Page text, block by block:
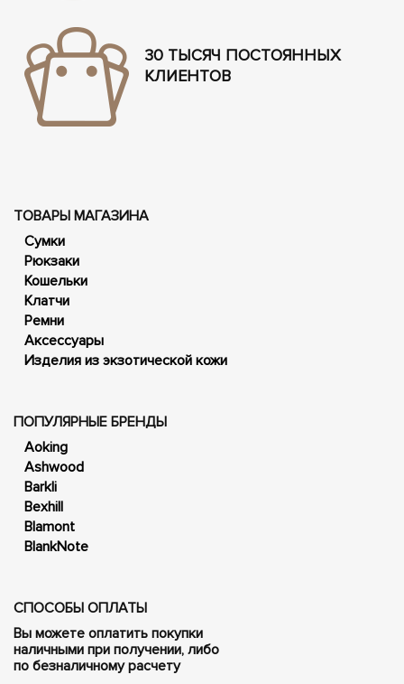
30 ТЫСЯЧ ПОСТОЯННЫХ
КЛИЕНТОВ
ТОВАРЫ МАГАЗИНА
Сумки
Рюкзаки
Кошельки
Клатчи
Ремни
Аксессуары
Изделия из экзотической кожи
ПОПУЛЯРНЫЕ БРЕНДЫ
Aoking
Ashwood
Barkli
Bexhill
Blamont
BlankNote
СПОСОБЫ ОПЛАТЫ
Вы можете оплатить покупки
наличными при получении, либо
по безналичному расчету